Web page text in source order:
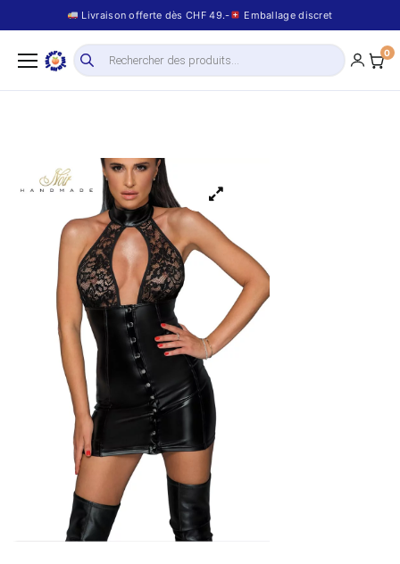
Livraison offerte dès CHF 49.- Emballage discret
0